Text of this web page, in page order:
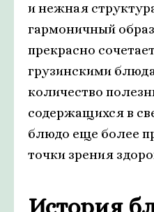
и нежная
гармоничный
прекрасно
грузинскими
количество
содержащихся в
блюдо еще более
точки зрения